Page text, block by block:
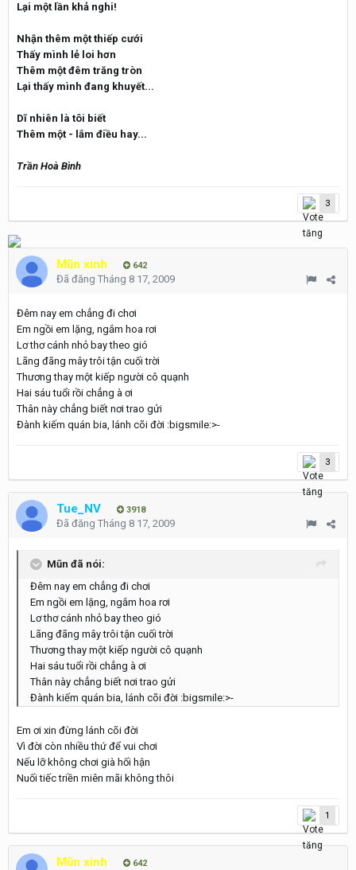
Lại một lần khả nghi!
Nhận thêm một thiếp cưới
Thấy mình lẻ loi hơn
Thêm một đêm trăng tròn
Lại thấy mình đang khuyết...
Dĩ nhiên là tôi biết
Thêm một - lắm điều hay...
Trần Hoà Bình
3
Mũn xinh 642
Đã đăng Tháng 8 17, 2009
Đêm nay em chẳng đi chơi
Em ngồi em lặng, ngắm hoa rơi
Lơ thơ cánh nhỏ bay theo gió
Lãng đãng mây trôi tận cuối trời
Thương thay một kiếp người cô quạnh
Hai sáu tuổi rồi chẳng à ơi
Thân này chẳng biết nơi trao gửi
Đành kiếm quán bia, lánh cõi đời :bigsmile:>-
3
Tue_NV 3918
Đã đăng Tháng 8 17, 2009
Mũn đã nói:
Đêm nay em chẳng đi chơi
Em ngồi em lặng, ngắm hoa rơi
Lơ thơ cánh nhỏ bay theo gió
Lãng đãng mây trôi tận cuối trời
Thương thay một kiếp người cô quạnh
Hai sáu tuổi rồi chẳng à ơi
Thân này chẳng biết nơi trao gửi
Đành kiếm quán bia, lánh cõi đời :bigsmile:>-
Em ơi xin đừng lánh cõi đời
Vì đời còn nhiều thứ để vui chơi
Nếu lỡ không chơi già hối hận
Nuối tiếc triền miên mãi không thôi
1
Mũn xinh 642